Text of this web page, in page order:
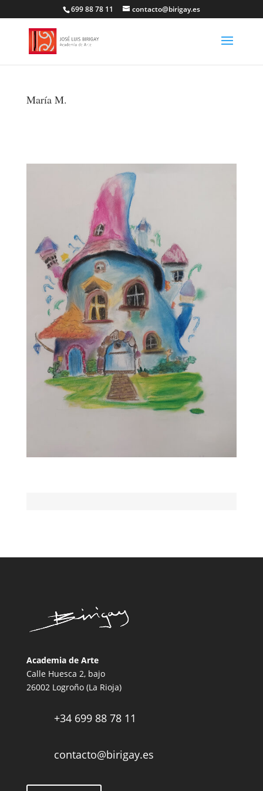
699 88 78 11 contacto@birigay.es
María M.
Academia de Arte
Calle Huesca 2, bajo
26002 Logroño (La Rioja)
+34 699 88 78 11
contacto@birigay.es